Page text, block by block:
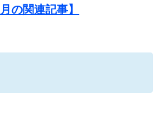
の関連記事】